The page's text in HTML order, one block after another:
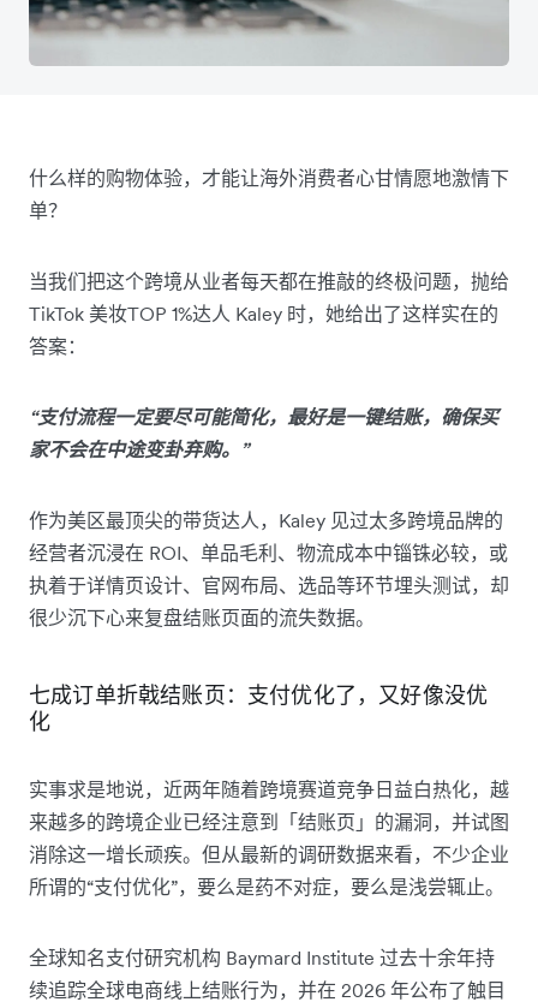
什么样的购物体验，才能让海外消费者心甘情愿地激情下
单？
当我们把这个跨境从业者每天都在推敲的终极问题，抛给
TikTok 美妆TOP 1%达人 Kaley 时，她给出了这样实在的
答案：
“支付流程一定要尽可能简化，最好是一键结账，确保买
家不会在中途变卦弃购。”
作为美区最顶尖的带货达人，Kaley 见过太多跨境品牌的
经营者沉浸在 ROI、单品毛利、物流成本中锱铢必较，或
执着于详情页设计、官网布局、选品等环节埋头测试，却
很少沉下心来复盘结账页面的流失数据。
七成订单折戟结账页：支付优化了，又好像没优
化
实事求是地说，近两年随着跨境赛道竞争日益白热化，越
来越多的跨境企业已经注意到「结账页」的漏洞，并试图
消除这一增长顽疾。但从最新的调研数据来看，不少企业
所谓的“支付优化”，要么是药不对症，要么是浅尝辄止。
全球知名支付研究机构 Baymard Institute 过去十余年持
续追踪全球电商线上结账行为，并在 2026 年公布了触目